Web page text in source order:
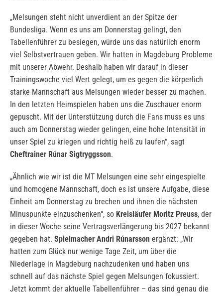
„Melsungen steht nicht unverdient an der Spitze der
Bundesliga. Wenn es uns am Donnerstag gelingt, den
Tabellenführer zu besiegen, würde uns das natürlich enorm
viel Selbstvertrauen geben. Wir hatten in Magdeburg Probleme
mit unserer Abwehr. Deshalb haben wir darauf in dieser
Trainingswoche viel Wert gelegt, um es gegen die körperlich
starke Mannschaft aus Melsungen wieder besser zu machen.
In den letzten Heimspielen haben uns die Zuschauer enorm
gepuscht. Mit der Unterstützung durch die Fans muss es uns
auch am Donnerstag wieder gelingen, eine hohe Intensität in
unser Spiel zu kriegen und richtig heiß zu laufen“, sagt
Cheftrainer Rúnar Sigtryggsson.
„Ähnlich wie wir ist die MT Melsungen eine sehr eingespielte
und homogene Mannschaft, doch es ist unsere Aufgabe, diese
Einheit am Donnerstag zu brechen und ihnen die nächsten
Minuspunkte einzuschenken“, so Kreisläufer Moritz Preuss, der
in dieser Woche seine Vertragsverlängerung bis 2027 bekannt
gegeben hat. Spielmacher Andri Rúnarsson ergänzt: „Wir
hatten zum Glück nur wenige Tage Zeit, um über die
Niederlage in Magdeburg nachzudenken und haben uns
schnell auf das nächste Spiel gegen Melsungen fokussiert.
Jetzt kommt der aktuelle Tabellenführer – das sind genau die